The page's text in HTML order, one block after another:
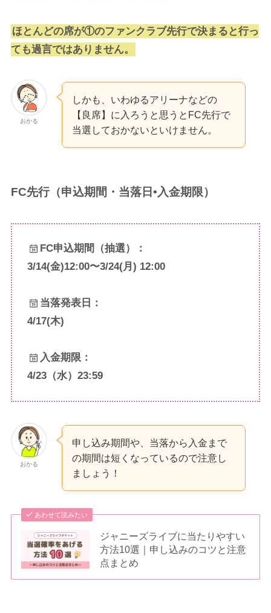
ほとんどの席が①のファンクラブ先行で決まると行っ
ても過言ではありません。
おかる
しかも、いわゆるアリーナなどの
【良席】に入ろうと思うとFC先行で
当選しておかないといけません。
FC先行（申込期間・当落日•入金期限）
FC申込期間（抽選）：
3/14(金)12:00〜3/24(月) 12:00
当落発表日：
4/17(木)
入金期限：
4/23（水）23:59
おかる
申し込み期間や、当落から入金まで
の期間は短くなっているので注意し
ましょう！
あわせて読みたい
ジャニーズライブに当たりやすい
方法10選｜申し込みのコツと注意
点まとめ